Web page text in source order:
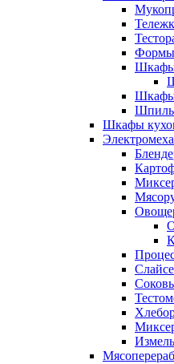
Формы
Шкафы
Шкафы
Шкафы